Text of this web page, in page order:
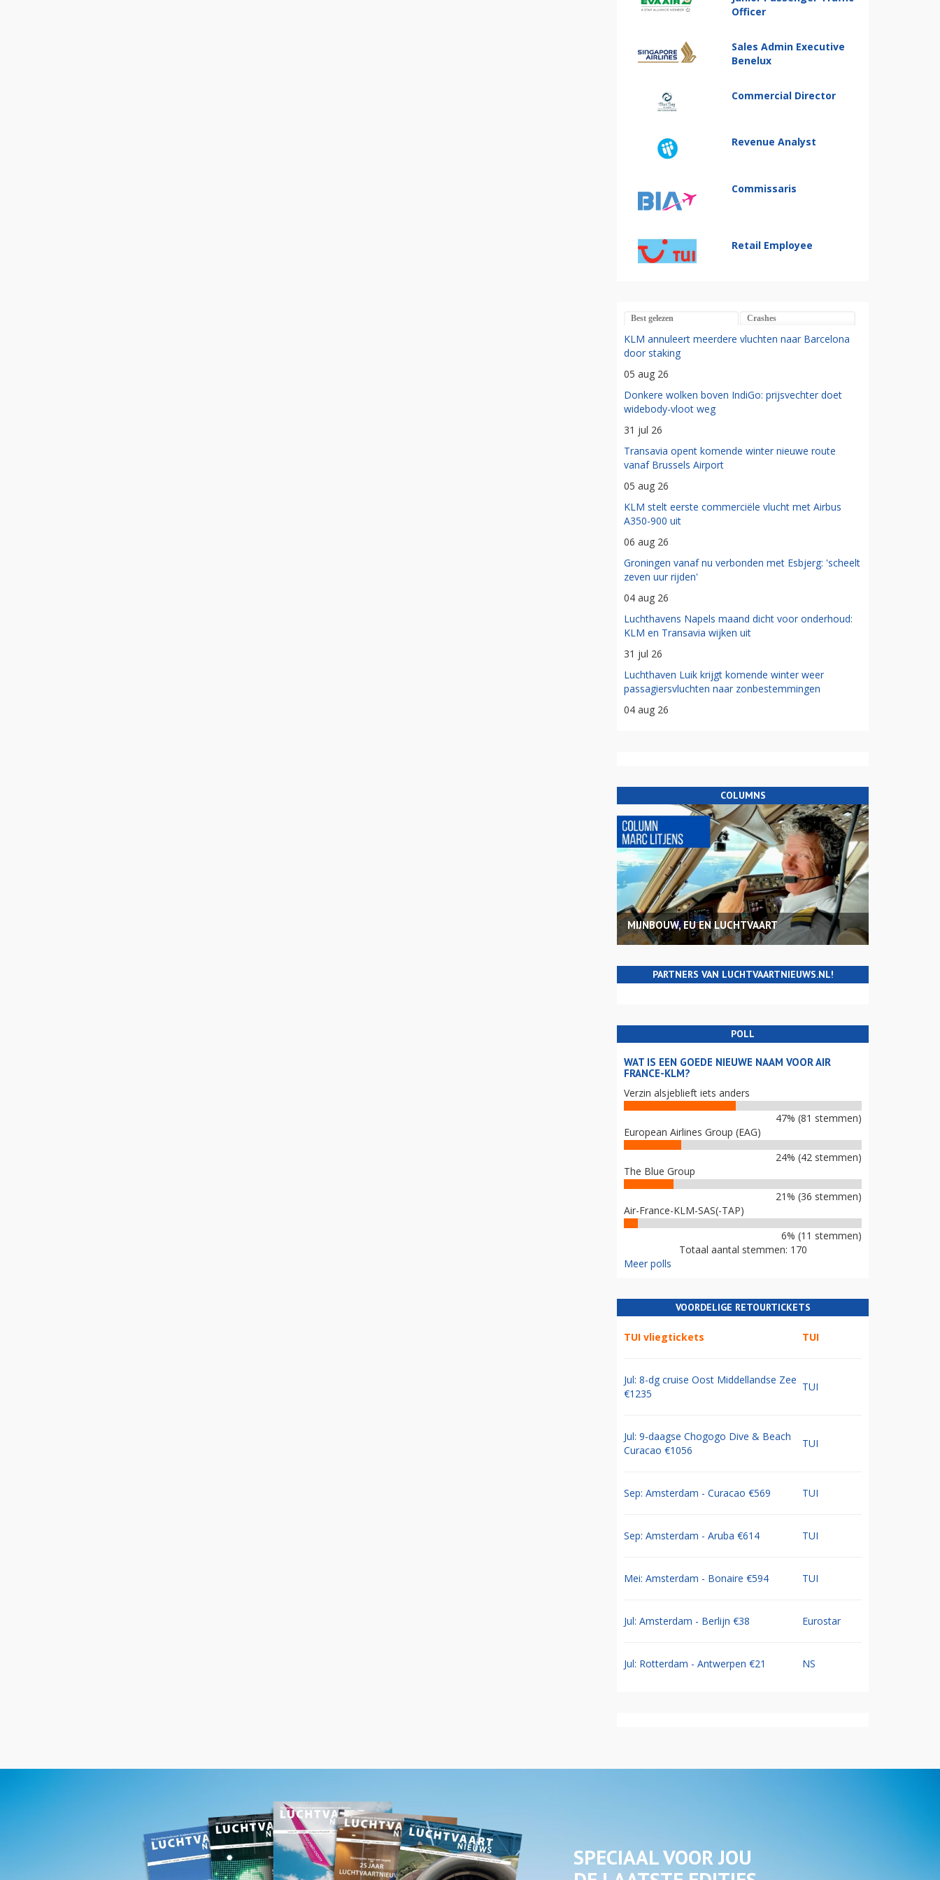
Officer
Sales Admin Executive
Benelux
Commercial Director
Revenue Analyst
Commissaris
Retail Employee
Best gelezen Crashes
KLM annuleert meerdere vluchten naar Barcelona
door staking
05 aug 26
Donkere wolken boven IndiGo: prijsvechter doet
widebody-vloot weg
31 jul 26
Transavia opent komende winter nieuwe route
vanaf Brussels Airport
05 aug 26
KLM stelt eerste commerciële vlucht met Airbus
A350-900 uit
06 aug 26
Groningen vanaf nu verbonden met Esbjerg: 'scheelt
zeven uur rijden'
04 aug 26
Luchthavens Napels maand dicht voor onderhoud:
KLM en Transavia wijken uit
31 jul 26
Luchthaven Luik krijgt komende winter weer
passagiersvluchten naar zonbestemmingen
04 aug 26
COLUMNS
MIJNBOUW, EU EN LUCHTVAART
PARTNERS VAN LUCHTVAARTNIEUWS.NL!
POLL
WAT IS EEN GOEDE NIEUWE NAAM VOOR AIR
FRANCE-KLM?
Verzin alsjeblieft iets anders
47% (81 stemmen)
European Airlines Group (EAG)
24% (42 stemmen)
The Blue Group
21% (36 stemmen)
Air-France-KLM-SAS(-TAP)
6% (11 stemmen)
Totaal aantal stemmen: 170
Meer polls
VOORDELIGE RETOURTICKETS
TUI vliegtickets TUI
Jul: 8-dg cruise Oost Middellandse Zee
€1235
TUI
Jul: 9-daagse Chogogo Dive & Beach
Curacao €1056
TUI
Sep: Amsterdam - Curacao €569 TUI
Sep: Amsterdam - Aruba €614 TUI
Mei: Amsterdam - Bonaire €594 TUI
Jul: Amsterdam - Berlijn €38 Eurostar
Jul: Rotterdam - Antwerpen €21 NS
SPECIAAL VOOR JOU